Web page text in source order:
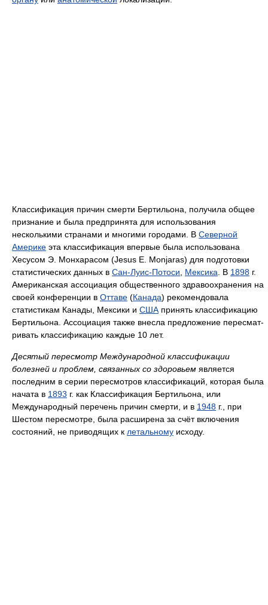
Классификация причин смерти Бертильона, получила общее
признание и была предпринята для использования
несколькими странами и многими городами. В Северной
Америке эта классификация впервые была использована
Хесусом Э. Монхарасом (Jesus Е. Monjaras) для подготовки
статистических данных в Сан-Луис-Потоси Мексика . В 1898 г.
Американская ассоциация обществен­ного здравоохранения на
своей конференции в Оттаве (Канада) реко­мендовала
статистикам Канады, Мексики и США принять классифи­кацию
Бертильона. Ассоциация также внесла предложение пересмат­
ривать классификацию каждые 10 лет.
Десятый пересмотр Международной классификации
болезней и проблем, связанных со здоровьем является
последним в серии пересмотров классификаций, которая была
начата в 1893 г. как Классификация Бертильона, или
Международный перечень причин смерти, и в 1948 г., при
Шестом пересмотре, была расширена за счёт включения
состояний, не приводящих к летальному исходу.